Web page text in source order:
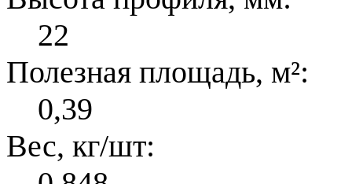
22
Полезная площадь, м²:
0,39
Вес, кг/шт: